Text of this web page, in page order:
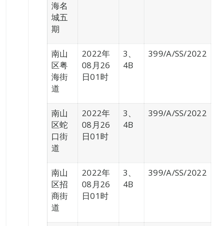
海名
城五
期
南山
区粤
海街
道
2022年
08月26
日01时
3、
4B
399/A/SS/2022
南山
区蛇
口街
道
2022年
08月26
日01时
3、
4B
399/A/SS/2022
南山
区招
商街
道
2022年
08月26
日01时
3、
4B
399/A/SS/2022